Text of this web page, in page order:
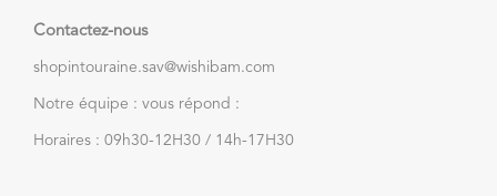
Contactez-nous
shopintouraine.sav@wishibam.com
Notre équipe : vous répond :
Horaires : 09h30-12H30 / 14h-17H30